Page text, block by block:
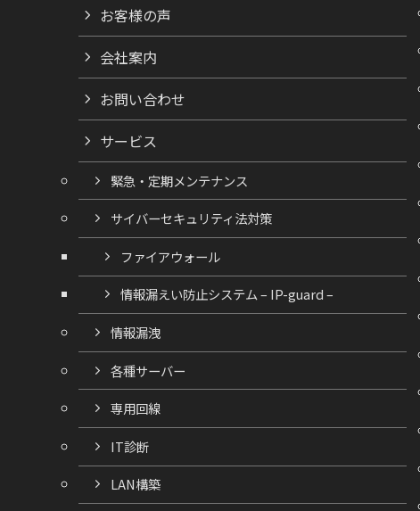
お客様の声
会社案内
お問い合わせ
サービス
緊急・定期メンテナンス
サイバーセキュリティ法対策
ファイアウォール
情報漏えい防止システム – IP-guard –
情報漏洩
各種サーバー
専用回線
IT診断
LAN構築